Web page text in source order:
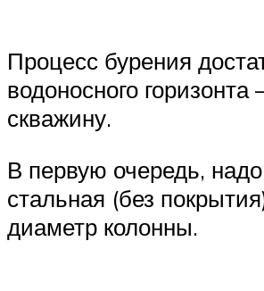
Процесс бурения
водоносного
скважину.
В первую очередь,
стальная (без
диаметр колонны.